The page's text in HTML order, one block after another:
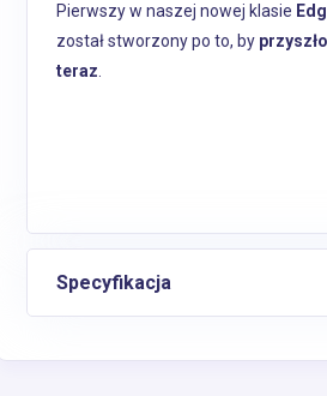
Pierwszy w naszej nowej klasie
został stworzony po to, by
teraz
Specyfikacja